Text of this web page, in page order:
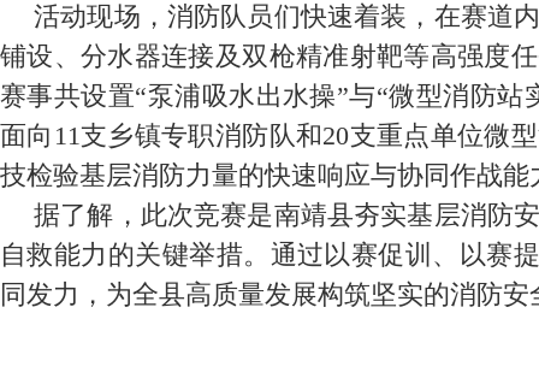
活动现场，消防队员们快速着装，在赛道
铺设、分水器连接及双枪精准射靶等高强度
赛事共设置“泵浦吸水出水操”与“微型消防站
面向11支乡镇专职消防队和20支重点单位微
技检验基层消防力量的快速响应与协同作战能
据了解，此次竞赛是南靖县夯实基层消防
自救能力的关键举措。通过以赛促训、以赛
同发力，为全县高质量发展构筑坚实的消防安